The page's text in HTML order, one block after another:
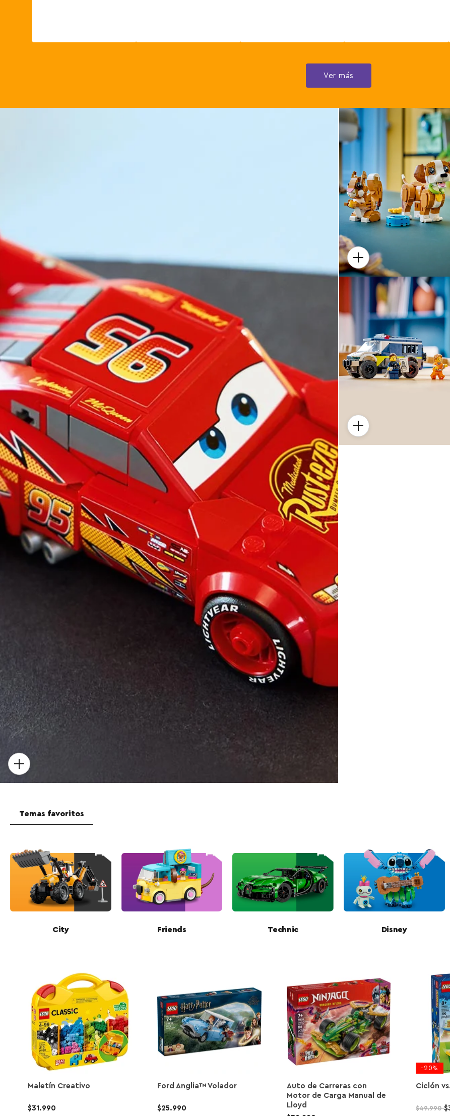
Ver más
Temas favoritos
City Friends Technic Disney
Maletín Creativo
$31.990
Ford Anglia™ Volador
$25.990
Auto de Carreras con
Motor de Carga Manual de
Lloyd
- 20%
Ciclón
P
$49.990 P